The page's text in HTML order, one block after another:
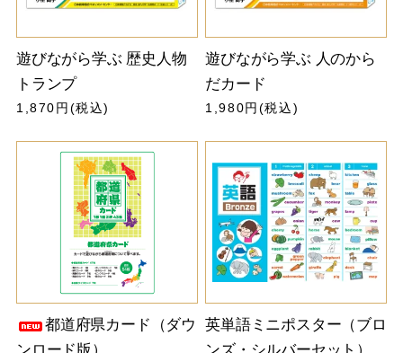
遊びながら学ぶ 歴史人物
トランプ
1,870円(税込)
遊びながら学ぶ 人のから
だカード
1,980円(税込)
都道府県カード（ダウ
英単語ミニポスター（ブロ